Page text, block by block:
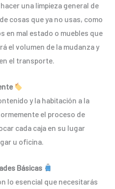
una limpieza general de
cosas que ya no usas, como
en mal estado o muebles que
el volumen de la mudanza y
el transporte.
y la habitación a la
el proceso de
cada caja en su lugar
u oficina.
Básicas
lo esencial que necesitarás